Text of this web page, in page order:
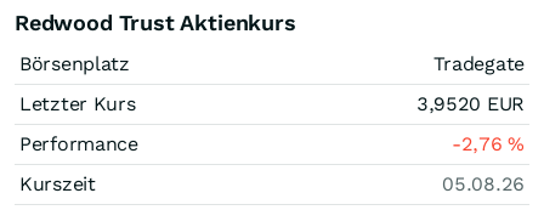
Redwood Trust Aktienkurs
Börsenplatz
Tradegate
Letzter Kurs
3,9520 EUR
Performance
-2,76%
Kurszeit
05.08.26